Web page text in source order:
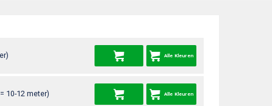
Alle Kleuren
10-12 meter) Alle Kleuren